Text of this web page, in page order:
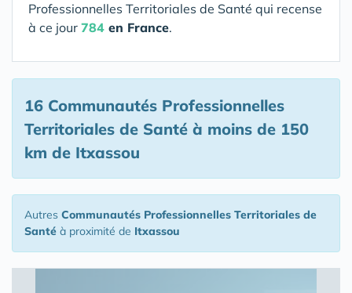
Professionnelles Territoriales de Santé qui recense
à ce jour 784 en France.
16 Communautés Professionnelles
Territoriales de Santé à moins de 150
km de Itxassou
Autres Communautés Professionnelles Territoriales de
Santé à proximité de Itxassou